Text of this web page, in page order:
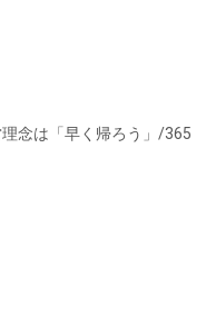
念は「早く帰ろう」/365